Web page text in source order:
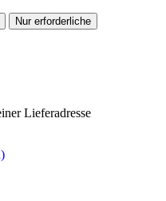
Nur erforderliche
Lieferadresse